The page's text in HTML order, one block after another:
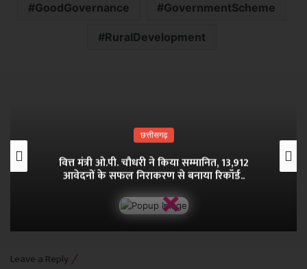
GoodGovernance GovernmentScheme
RuralDevelopment
छत्तीसगढ़
वित्त मंत्री ओ.पी. चौधरी ने किया सम्मानित, 13,912
आवेदनों के सफल निराकरण से बनाया रिकॉर्ड..
Leave a Reply
×